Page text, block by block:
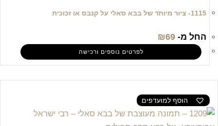
1115- ציור מיוחד של בבא סאלי על קנבס או זכוכית
החל מ- ₪69
לפרטים נוספים ורכישה
הוסף למועדפים